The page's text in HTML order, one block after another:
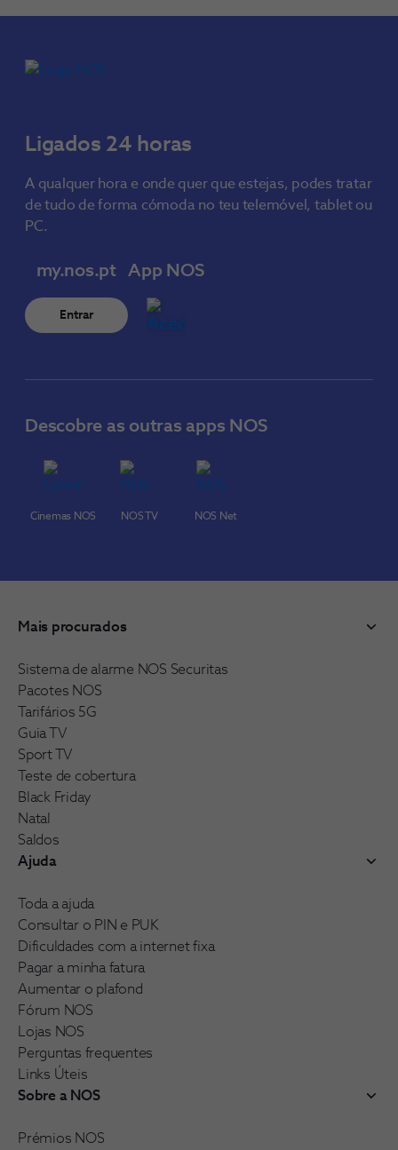
Ligados 24 horas
A qualquer hora e onde quer que estejas, podes tratar
de tudo de forma cómoda no teu telemóvel, tablet ou
PC.
my.nos.pt
Entrar
App NOS
Descobre as outras apps NOS
Cinemas NOS NOS TV NOS Net
Mais procurados
Sistema de alarme NOS Securitas
Pacotes NOS
Tarifários 5G
Guia TV
Sport TV
Teste de cobertura
Black Friday
Natal
Saldos
Ajuda
Toda a ajuda
Consultar o PIN e PUK
Dificuldades com a internet fixa
Pagar a minha fatura
Aumentar o plafond
Fórum NOS
Lojas NOS
Perguntas frequentes
Links Úteis
Sobre a NOS
Prémios NOS